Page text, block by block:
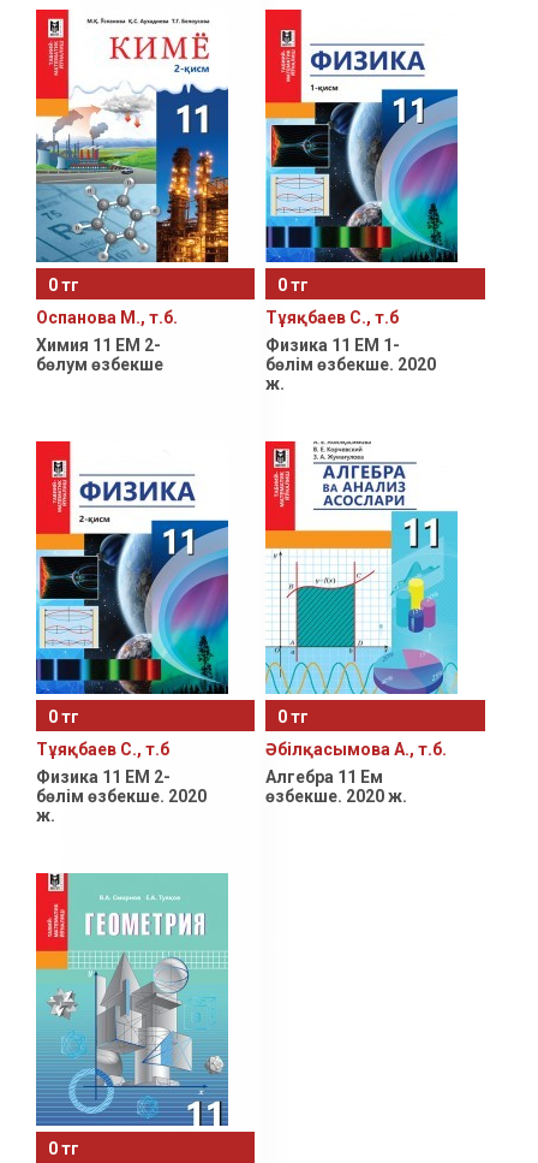
0 тг
Оспанова М., т.б.
Химия 11 ЕМ 2-
бөлум өзбекше
0 тг
Тұяқбаев С., т.б
Физика 11 ЕМ 1-
бөлім өзбекше. 2020
ж.
0 тг
Тұяқбаев С., т.б
Физика 11 ЕМ 2-
бөлім өзбекше. 2020
ж.
0 тг
Әбілқасымова А., т.б.
Алгебра 11 Ем
өзбекше. 2020 ж.
0 тг